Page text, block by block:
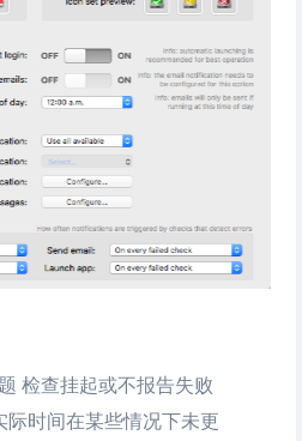
检查挂起或不报告失败
际时间在某些情况下未更